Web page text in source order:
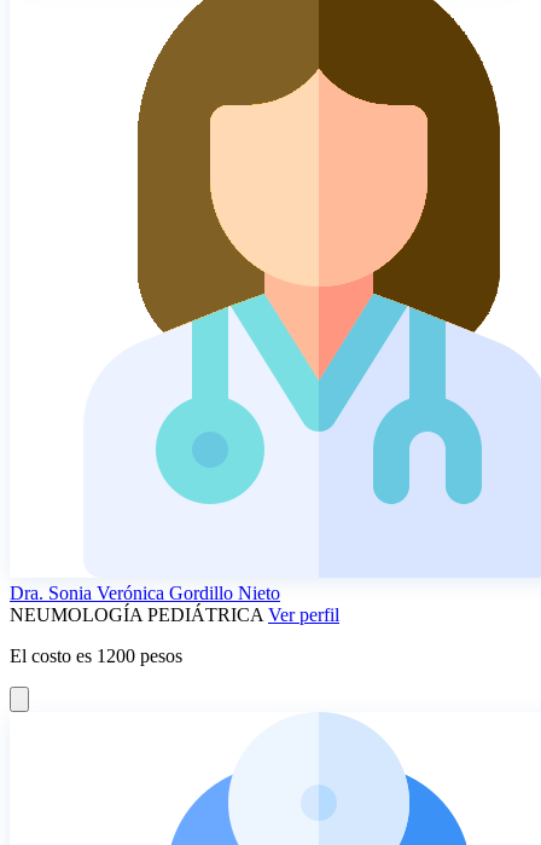
Dra. Sonia Verónica Gordillo Nieto
NEUMOLOGÍA PEDIÁTRICA Ver perfil
El costo es 1200 pesos